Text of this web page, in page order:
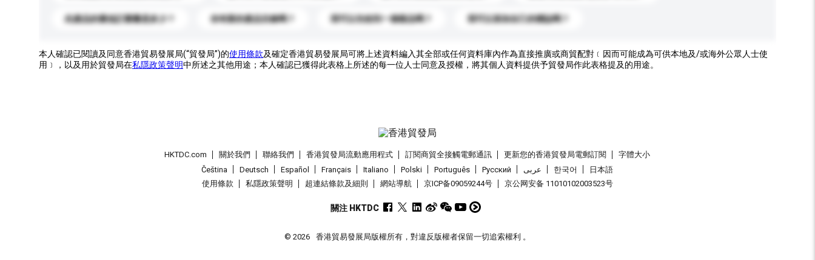
此產品的最低訂購量是多少？ 你有新的產品目錄嗎？ 我可以先收到一個樣品嗎？ 我可以添加自己的標誌嗎？
本人確認已閱讀及同意香港貿易發展局(“貿發局”)的使用條款及確定香港貿易發展局可將上述資料編入其全部或任何資料庫內作為直接推廣或商貿配對﹝因而可能成為可供本地及/或海外公眾人士使
用﹞，以及用於貿發局在私隱政策聲明中所述之其他用途；本人確認已獲得此表格上所述的每一位人士同意及授權，將其個人資料提供予貿發局作此表格提及的用途。
HKTDC.com 關於我們 聯絡我們 香港貿發局流動應用程式 訂閱商貿全接觸電郵通訊 更新您的香港貿發局電郵訂閱
字體大小
Čeština
Deutsch Español Français Italiano Polski Português Pусский عربى 한국어
日本語
使用條款
私隱政策聲明 超連結條款及細則 網站導航 京ICP备09059244号 京公网安备 11010102003523号
關注 HKTDC
© 2026 香港貿易發展局版權所有，對違反版權者保留一切追索權利 。